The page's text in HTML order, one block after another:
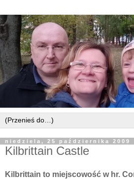
niedziela, 25 października 2009
Kilbrittain Castle
Kilbrittain to miejscowość w hr.